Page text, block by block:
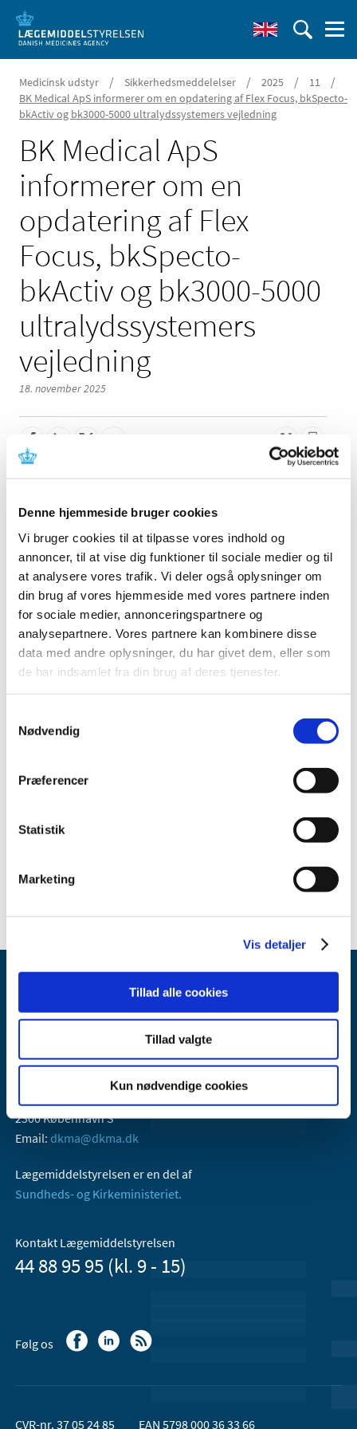
Denne hjemmeside bruger cookies
Vi bruger cookies til at tilpasse vores indhold og
annoncer, til at vise dig funktioner til sociale medier og til
at analysere vores trafik. Vi deler også oplysninger om
din brug af vores hjemmeside med vores partnere inden
for sociale medier, annonceringspartnere og
analysepartnere. Vores partnere kan kombinere disse
data med andre oplysninger, du har givet dem, eller som
de har indsamlet fra din brug af deres tjenester.
Nødvendig
Præferencer
Statistik
Marketing
Vis detaljer
Tillad alle cookies
Tillad valgte
Kun nødvendige cookies
Medicinsk udstyr / Sikkerhedsmeddelelser / 2025 / 11 /
BK Medical ApS informerer om en opdatering af Flex Focus, bkSpecto-
bkActiv og bk3000-5000 ultralydssystemers vejledning
BK Medical ApS
informerer om en
opdatering af Flex
Focus, bkSpecto-
bkActiv og bk3000-5000
ultralydssystemers
vejledning
18. november 2025
opdatering i udstyrets vejledning. Læs mere i
meddelelsen fra fabrikanten.
Referencer
Produkt: Flex Focus, bkSpecto-bkActiv og bk3000-
5000 ultralydssystemer
Fabrikant: BK Medical ApS
Fabrikantens referencenummer: FMI 87013
Sikkerhedsmeddelelse om Flex Focus, bkSpecto-bkActiv
and bk3000-5000 Ultrasound Systems (English)
(pdf - 0,28
Sikkerhedsmeddelelse om Flex Focus, bkSpecto-bkActiv og
Lægemiddelstyrelsen
2300 København S
Email: dkma@dkma.dk
Lægemiddelstyrelsen er en del af
Sundheds- og Kirkeministeriet.
Kontakt Lægemiddelstyrelsen
44 88 95 95 (kl. 9 - 15)
Følg os
CVR-nr. 37 05 24 85 EAN 5798 000 36 33 66